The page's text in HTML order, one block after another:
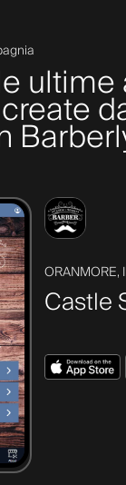
ultime
ORANMORE,
Castle